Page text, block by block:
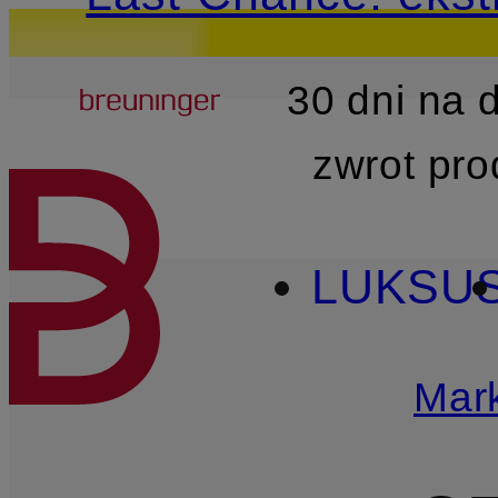
PRZEJDŹ DO GŁÓWNEJ
Breuninger
30 dni na
zwrot